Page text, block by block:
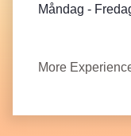
Måndag -
More